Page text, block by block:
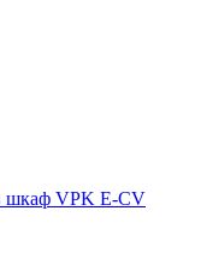
шкаф VPK E-CV